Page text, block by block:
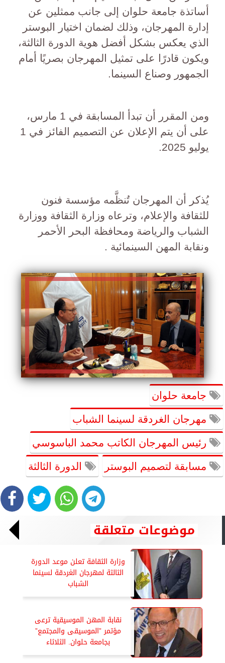
أساتذة جامعة حلوان إلى جانب ممثلين عن
إدارة المهرجان، وذلك لضمان اختيار البوستر
الذي يعكس بشكل أفضل هوية الدورة الثالثة،
ويكون قادرًا على تمثيل المهرجان بصريًا أمام
الجمهور وصناع السينما.
ومن المقرر أن تبدأ المسابقة في 1 مارس،
على أن يتم الإعلان عن التصميم الفائز في 1
يوليو 2025.
يُذكر أن المهرجان تُنظَّمه مؤسسة فنون
للثقافة والإعلام، وترعاه وزارة الثقافة ووزارة
الشباب والرياضة ومحافظة البحر الأحمر
ونقابة المهن السينمائية .
جامعة حلوان
مهرجان الغردقة لسينما الشباب
رئيس المهرجان الكاتب محمد الباسوسي
مسابقة لتصميم البوستر الدورة الثالثة
موضوعات متعلقة
وزارة الثقافة تعلن موعد الدورة
الثالثة لمهرجان الغردقة لسينما
الشباب
نقابة المهن الموسيقية ترعى
مؤتمر ”الموسيقى والمجتمع”
بجامعة حلوان. الثلاثاء